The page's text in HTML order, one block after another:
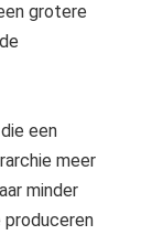
grotere
een
meer
minder